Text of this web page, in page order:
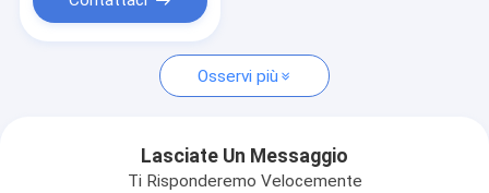
Osservi più
Lasciate Un Messaggio
Ti Risponderemo Velocemente